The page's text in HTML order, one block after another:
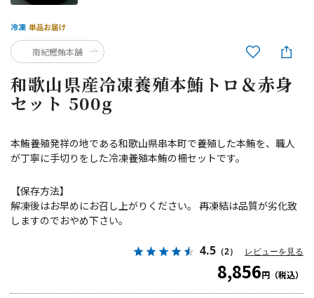
和歌山県産冷凍養殖本鮪トロ＆赤身
セット 500g
本鮪養殖発祥の地である和歌山県串本町で養殖した本鮪を、職人
が丁寧に手切りをした冷凍養殖本鮪の柵セットです。
【保存方法】
解凍後はお早めにお召し上がりください。 再凍結は品質が劣化致
しますのでおやめ下さい。
4.5 （2） レビューを見る
8,856円（税込）
南紀鰹鮪本舗